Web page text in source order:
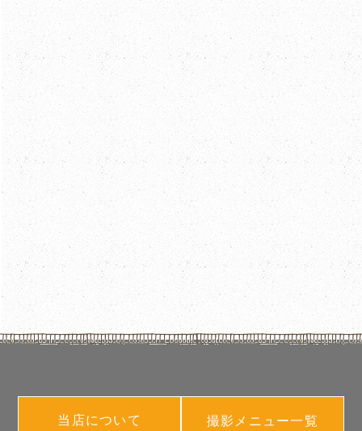
当店について 撮影メニュー一覧